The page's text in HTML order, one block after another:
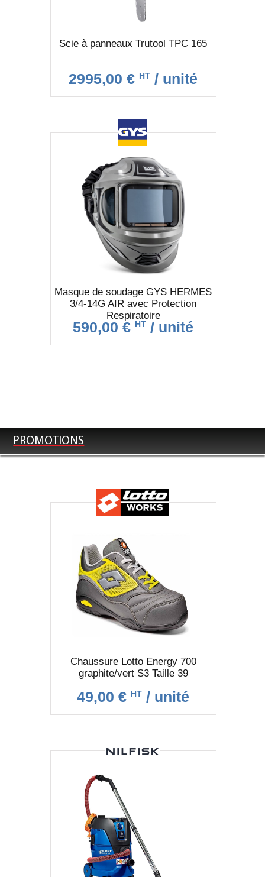
Scie à panneaux Trutool TPC 165
2995,00 € HT / unité
Masque de soudage GYS HERMES
3/4-14G AIR avec Protection
Respiratoire
590,00 € HT / unité
PROMOTIONS
Chaussure Lotto Energy 700
graphite/vert S3 Taille 39
49,00 € HT / unité